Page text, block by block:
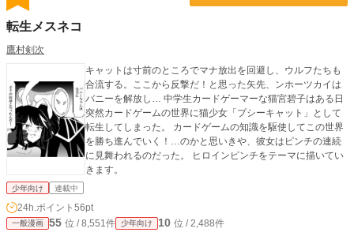
転生メスネコ
鷹村剣次
キャットは寸前のところでマナ放出を回避し、ウルフたちも
合流する。ここから反撃だ！と思った矢先、ンホーツカイは
バニーを解放し… 中学生カードゲーマーな猫宮碧子はある日
突然カードゲームの世界に猫少女「プシーキャット」として
転生してしまった。 カードゲームの知識を駆使してこの世界
を勝ち進んでいく！…のかと思いきや、彼女はピンチの連続
に見舞われるのだった。 ヒロインピンチをテーマに描いてい
きます。
少年向け 連載中
24h.ポイント 56pt
一般漫画 55 位 / 8,551件 少年向け 10 位 / 2,488件